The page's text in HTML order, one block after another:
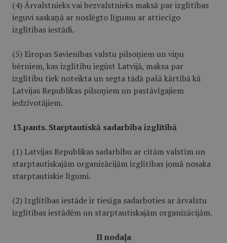
(4) Ārvalstnieks vai bezvalstnieks maksā par izglītības
ieguvi saskaņā ar noslēgto līgumu ar attiecīgo
izglītības iestādi.
(5) Eiropas Savienības valstu pilsoņiem un viņu
bērniem, kas izglītību iegūst Latvijā, maksa par
izglītību tiek noteikta un segta tādā pašā kārtībā kā
Latvijas Republikas pilsoņiem un pastāvīgajiem
iedzīvotājiem.
13.pants. Starptautiskā sadarbība izglītībā
(1) Latvijas Republikas sadarbību ar citām valstīm un
starptautiskajām organizācijām izglītības jomā nosaka
starptautiskie līgumi.
(2) Izglītības iestāde ir tiesīga sadarboties ar ārvalstu
izglītības iestādēm un starptautiskajām organizācijām.
II nodaļa